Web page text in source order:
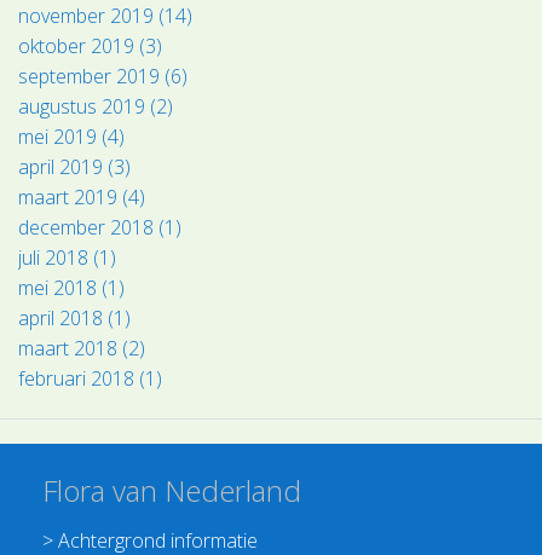
november 2019 (14)
oktober 2019 (3)
september 2019 (6)
augustus 2019 (2)
mei 2019 (4)
april 2019 (3)
maart 2019 (4)
december 2018 (1)
juli 2018 (1)
mei 2018 (1)
april 2018 (1)
maart 2018 (2)
februari 2018 (1)
Flora van Nederland
>Achtergrond informatie